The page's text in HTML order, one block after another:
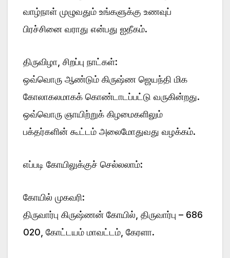
வாழ்நாள் முழுவதும் உங்களுக்கு உணவுப்
பிரச்சினை வராது என்பது ஐதீகம்.
திருவிழா, சிறப்பு நாட்கள்:
ஒவ்வொரு ஆண்டும் கிருஷ்ண ஜெயந்தி மிக
கோலாகலமாகக் கொண்டாடப்பட்டு வருகின்றது.
ஒவ்வொரு ஞாயிற்றுக் கிழமைகளிலும்
பக்தர்களின் கூட்டம் அலைமோதுவது வழக்கம்.
எப்படி கோயிலுக்குச் செல்லலாம்:
கோயில் முகவரி:
திருவார்பு கிருஷ்ணன் கோயில், திருவார்பு – 686
020, கோட்டயம் மாவட்டம், கேரளா.